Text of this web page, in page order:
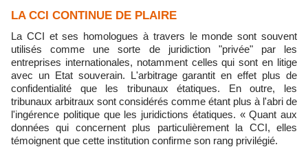
LA CCI CONTINUE DE PLAIRE
La CCI et ses homologues à travers le monde sont souvent
utilisés comme une sorte de juridiction "privée" par les
entreprises internationales, notamment celles qui sont en litige
avec un Etat souverain. L'arbitrage garantit en effet plus de
confidentialité que les tribunaux étatiques. En outre, les
tribunaux arbitraux sont considérés comme étant plus à l'abri de
l'ingérence politique que les juridictions étatiques. « Quant aux
données qui concernent plus particulièrement la CCI, elles
témoignent que cette institution confirme son rang privilégié.